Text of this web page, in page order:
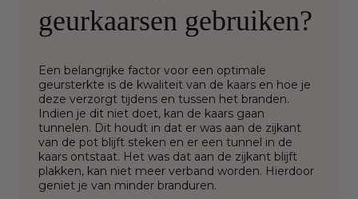
geurkaarsen gebruiken?
Een belangrijke factor voor een optimale
geursterkte is de kwaliteit van de kaars en hoe je
deze verzorgt tijdens en tussen het branden.
Indien je dit niet doet, kan de kaars gaan
tunnelen. Dit houdt in dat er was aan de zijkant
van de pot blijft steken en er een tunnel in de
kaars ontstaat. Het was dat aan de zijkant blijft
plakken, kan niet meer verband worden. Hierdoor
geniet je van minder branduren.